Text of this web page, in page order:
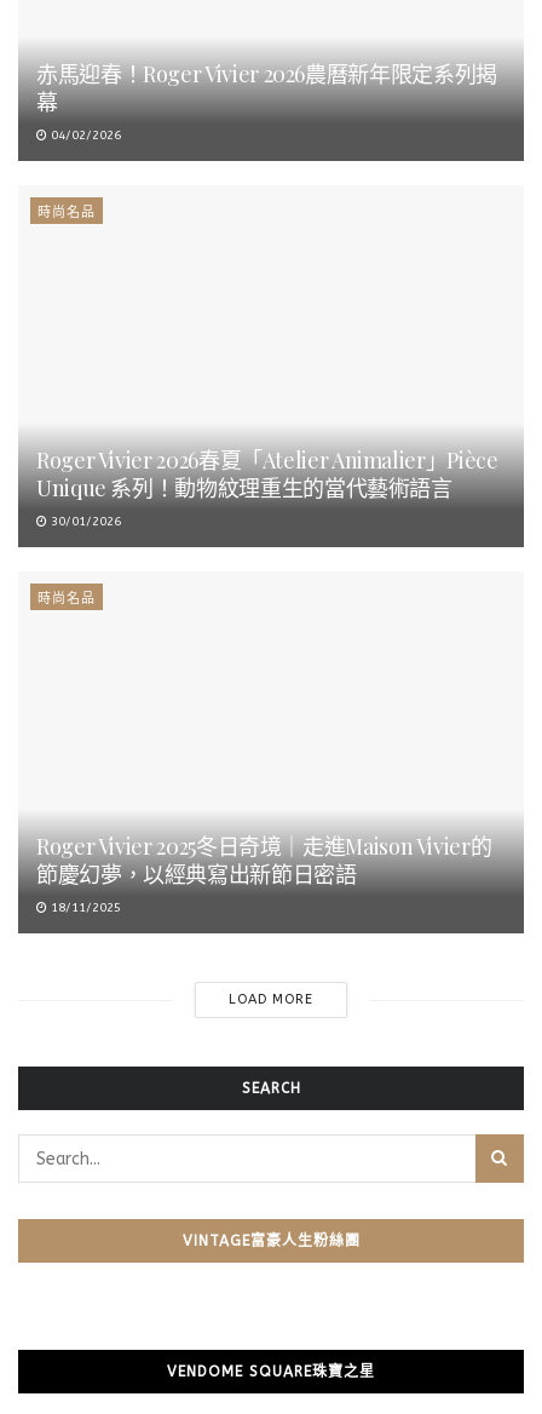
赤馬迎春！Roger Vivier 2026農曆新年限定系列揭
幕
04/02/2026
時尚名品
Roger Vivier 2026春夏「Atelier Animalier」Pièce
Unique 系列！動物紋理重生的當代藝術語言
30/01/2026
時尚名品
Roger Vivier 2025冬日奇境｜走進Maison Vivier的
節慶幻夢，以經典寫出新節日密語
18/11/2025
LOAD MORE
SEARCH
VINTAGE富豪人生粉絲團
VENDOME SQUARE珠寶之星